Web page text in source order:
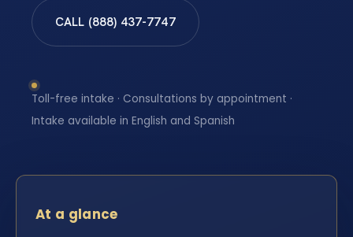
CALL (888) 437-7747
Toll-free intake · Consultations by appointment ·
Intake available in English and Spanish
At a glance